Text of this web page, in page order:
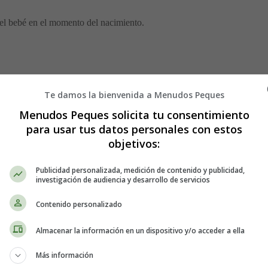
bebé en el momento del nacimiento.
natural.
lo que puede esperar, puesto que ya ha experimentado una cesárea.
mujer embarazada. Incluso después de tomar una decisión, es
Te damos la bienvenida a Menudos Peques
Menudos Peques solicita tu consentimiento
para usar tus datos personales con estos
objetivos:
Publicidad personalizada, medición de contenido y publicidad,
investigación de audiencia y desarrollo de servicios
Contenido personalizado
Almacenar la información en un dispositivo y/o acceder a ella
Más información